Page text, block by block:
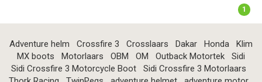
1
Adventure helm Crossfire 3 Crosslaars Dakar Honda
Klim
MX boots
Motorlaars OBM OM Outback Motortek
Sidi
Sidi Crossfire 3 Motorcycle Boot
Sidi Crossfire 3 Motorlaars